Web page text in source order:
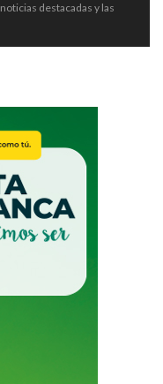
destacadas y las